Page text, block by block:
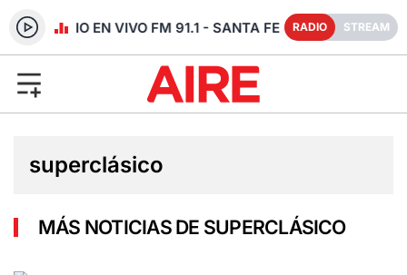
RADIO EN VIVO FM 91.1 - SANTA FE RADIO STREAM
superclásico
MÁS NOTICIAS DE SUPERCLÁSICO